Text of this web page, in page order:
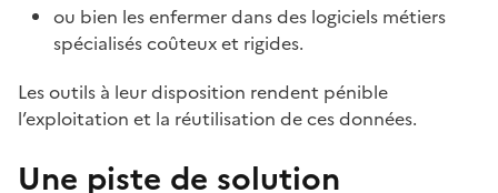
ou bien les enfermer dans des logiciels métiers
spécialisés coûteux et rigides.
Les outils à leur disposition rendent pénible
l’exploitation et la réutilisation de ces données.
Une piste de solution